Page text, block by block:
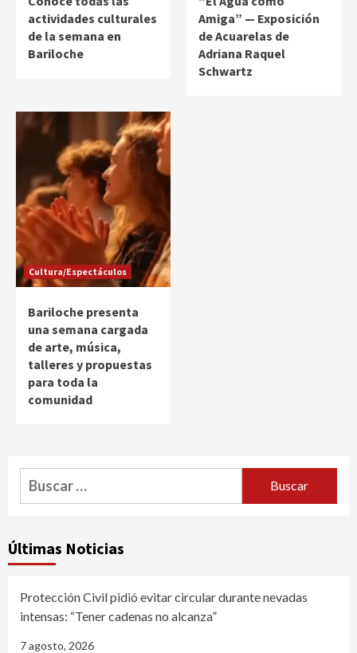
actividades culturales
de la semana en
Bariloche
Amiga” — Exposición
de Acuarelas de
Adriana Raquel
Schwartz
Cultura/Espectáculos
Bariloche presenta
una semana cargada
de arte, música,
talleres y propuestas
para toda la
comunidad
Buscar:
Últimas Noticias
Protección Civil pidió evitar circular durante nevadas
intensas: “Tener cadenas no alcanza”
7 agosto, 2026